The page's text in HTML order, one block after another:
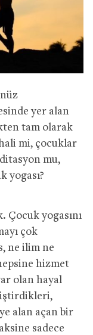
yer alan
tam olarak
mi, çocuklar
mu,
yogası?
Çocuk yogasını
çok
ne ilim ne
hizmet
olan hayal
alan açan bir
sadece